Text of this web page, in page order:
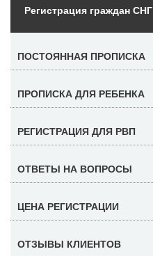
Регистрация граждан СНГ
ПОСТОЯННАЯ ПРОПИСКА
ПРОПИСКА ДЛЯ РЕБЕНКА
РЕГИСТРАЦИЯ ДЛЯ РВП
ОТВЕТЫ НА ВОПРОСЫ
ЦЕНА РЕГИСТРАЦИИ
ОТЗЫВЫ КЛИЕНТОВ